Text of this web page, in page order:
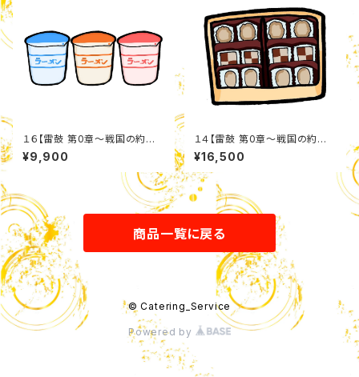
１６【雷鼓 第0章〜戦国の約
束〜】 カップ麺詰め合わせセット
¥9,900
１４【雷鼓 第0章〜戦国の約
束〜】 クッキーアソートセット
¥16,500
商品一覧に戻る
© Catering_Service
Powered by